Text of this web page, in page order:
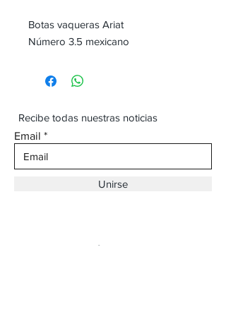
Botas vaqueras Ariat
Número 3.5 mexicano
Recibe todas nuestras noticias
Email
Unirse
Dirección: